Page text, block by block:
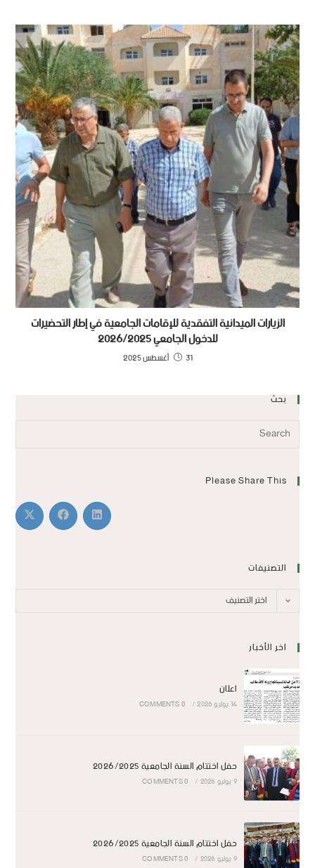
الزيارات الميدانية التفقدية للإقامات الجامعية في إطار التحضيرات
للدخول الجامعي 2026/2025
31 أغسطس 2025
بحث
Please Share This
التصنيفات
اختر التصنيف
اخر الأخبار
اعلان
14 يوليو 2026 /
0 COMMENTS
حفل اختتام السنة الجامعية 2026/2025
9 يوليو 2026 /
0 COMMENTS
حفل اختتام السنة الجامعية 2026/2025
9 يوليو 2026 /
0 COMMENTS